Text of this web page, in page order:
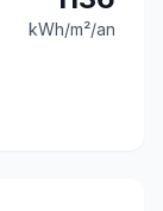
kWh/m²/an